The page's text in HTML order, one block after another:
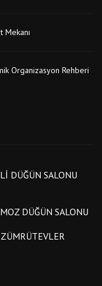
Mekanı
Organizasyon Rehberi
DÜĞÜN SALONU
DÜĞÜN SALONU